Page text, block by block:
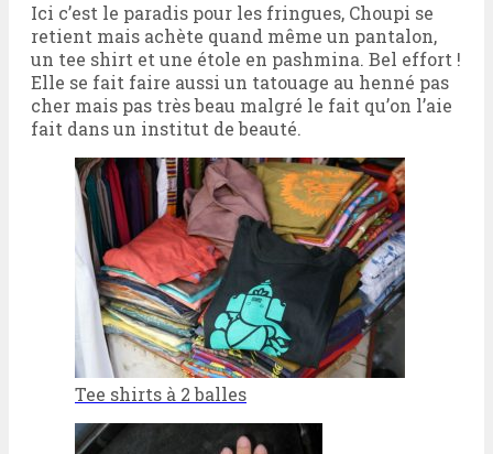
Ici c’est le paradis pour les fringues, Choupi se
retient mais achète quand même un pantalon,
un tee shirt et une étole en pashmina. Bel effort !
Elle se fait faire aussi un tatouage au henné pas
cher mais pas très beau malgré le fait qu’on l’aie
fait dans un institut de beauté.
Tee shirts à 2 balles